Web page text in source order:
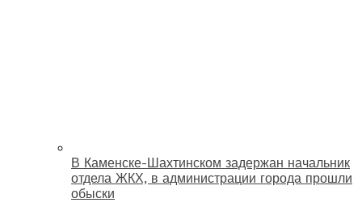
В Каменске-Шахтинском задержан начальник
отдела ЖКХ, в администрации города прошли
обыски